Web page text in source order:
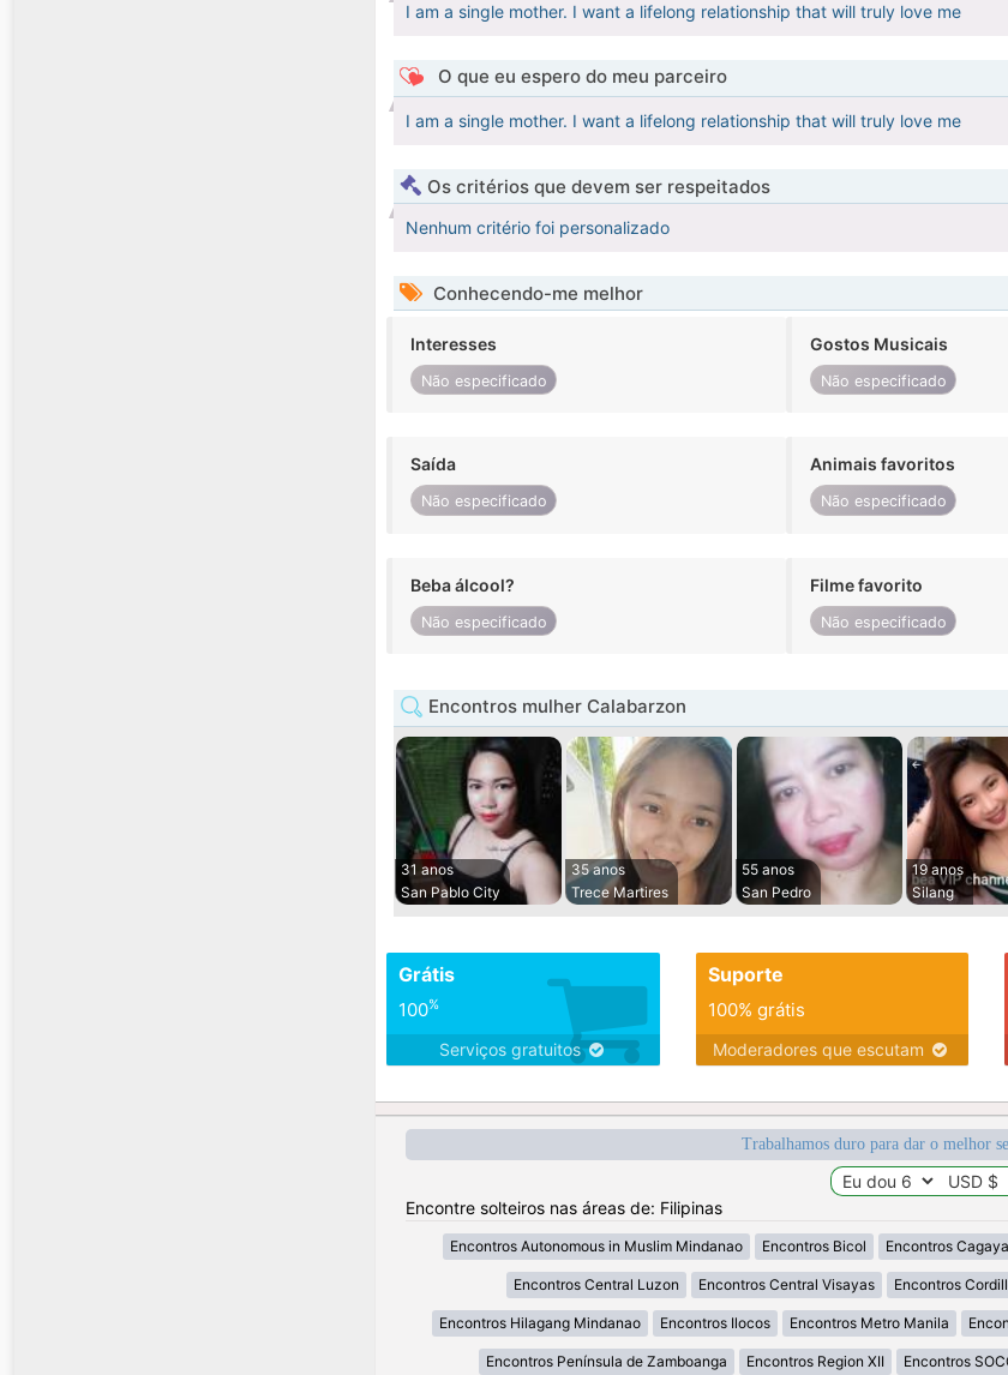
I am a single mother. I want a lifelong relationship that will truly love me
O que eu espero do meu parceiro
I am a single mother. I want a lifelong relationship that will truly love me
Os critérios que devem ser respeitados
Nenhum critério foi personalizado
Conhecendo-me melhor
Interesses
Não especificado
Gostos Musicais
Não especificado
Saída
Não especificado
Animais favoritos
Não especificado
Beba álcool?
Não especificado
Filme favorito
Não especificado
Encontros mulher Calabarzon
31 anos
San Pablo City
35 anos
Trece Martires
55 anos
San Pedro
19 anos
Silang
Grátis
100%
Serviços gratuitos
Suporte
100% grátis
Moderadores que escutam
Trabalhamos duro para dar o melhor
Encontre solteiros nas áreas de: Filipinas
Encontros Autonomous in Muslim Mindanao Encontros Bicol Encontros
Encontros Central Luzon Encontros Central Visayas Encontros
Encontros Hilagang Mindanao Encontros Ilocos Encontros Metro Manila
Encontros Península de Zamboanga Encontros Region XII Encontros